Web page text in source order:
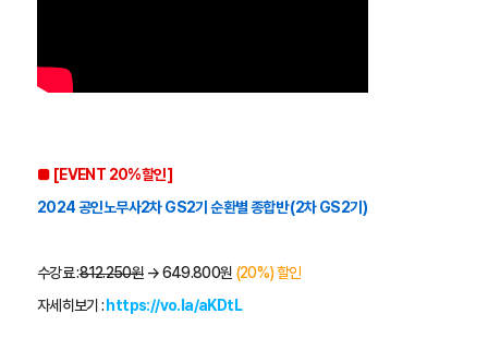
■ [EVENT 20%할인]
2024 공인노무사2차 GS2기 순환별 종합반 (2차 GS2기)
수강료 :812.250원 → 649.800원 (20%) 할인
자세히보기 : https://vo.la/aKDtL